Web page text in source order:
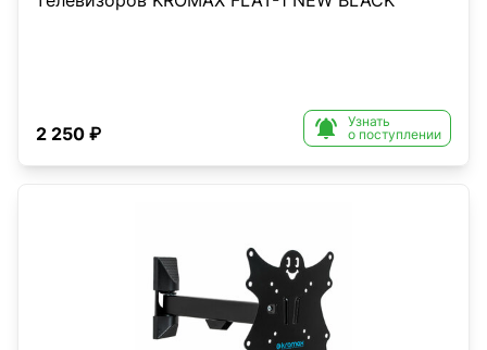
2 250 ₽ 
Узнать
о поступлении